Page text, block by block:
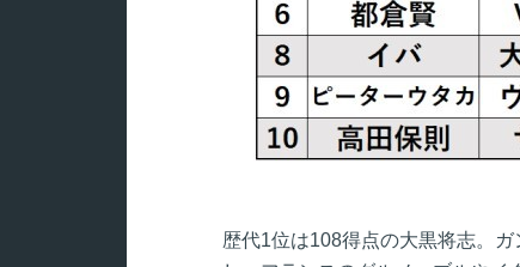
歴代1位は108得点の大黒将志。